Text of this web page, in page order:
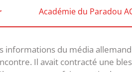
Académie du Paradou
informations du média allemand
Il avait contracté une